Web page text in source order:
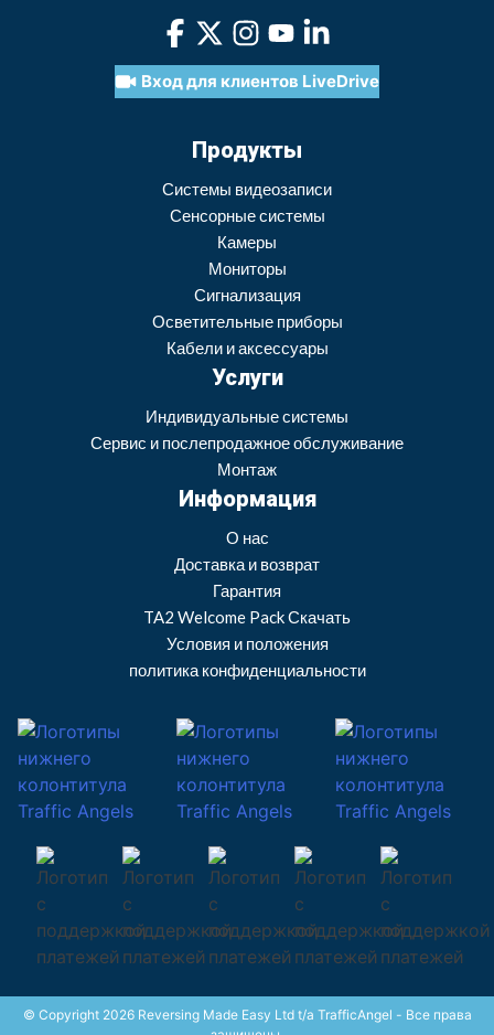
Вход для клиентов LiveDrive
Продукты
Системы видеозаписи
Сенсорные системы
Камеры
Мониторы
Сигнализация
Осветительные приборы
Кабели и аксессуары
Услуги
Индивидуальные системы
Сервис и послепродажное обслуживание
Монтаж
Информация
О нас
Доставка и возврат
Гарантия
TA2 Welcome Pack Скачать
Условия и положения
политика конфиденциальности
© Copyright 2026 Reversing Made Easy Ltd t/a TrafficAngel - Все права